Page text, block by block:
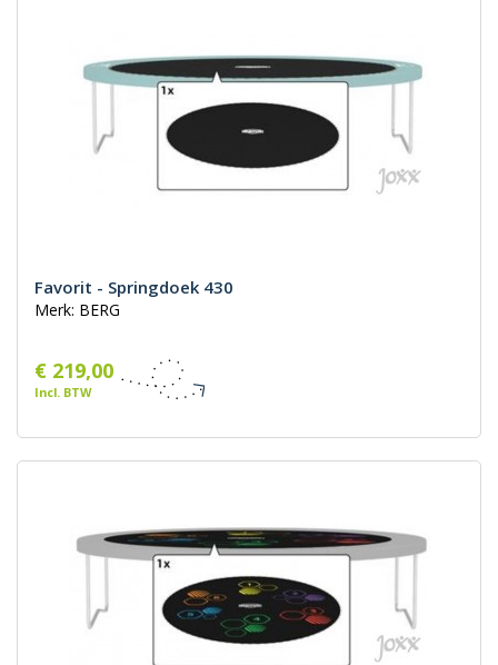
Favorit - Springdoek 430
Merk: BERG
€ 219,00
Incl. BTW